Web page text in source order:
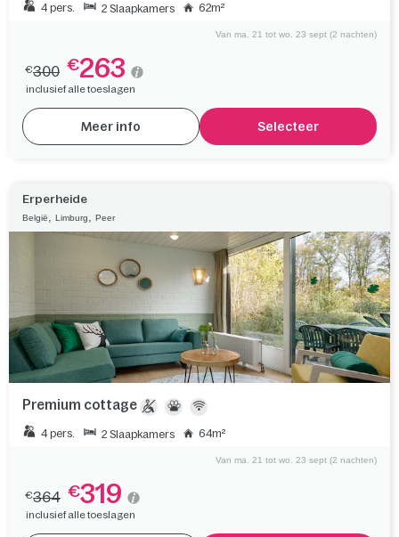
4 pers. 2 Slaapkamers 62m²
Van ma. 21 tot wo. 23 sept (2 nachten)
€300 €263
inclusief alle toeslagen
Meer info Selecteer
Erperheide
België Limburg Peer
Premium cottage
4 pers. 2 Slaapkamers 64m²
Van ma. 21 tot wo. 23 sept (2 nachten)
€364 €319
inclusief alle toeslagen